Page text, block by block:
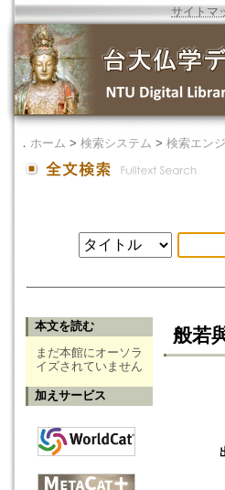
サイトマ
． ホーム > 検索システム > 検索エン
本文を読む
まだ本館にオーソラ
イズされていません
加えサービス
般若